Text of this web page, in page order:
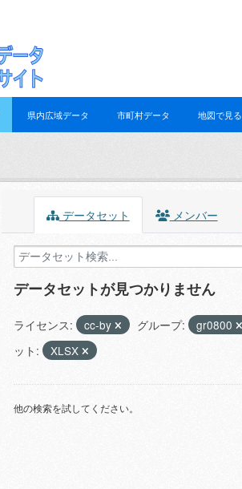
県内広域データ 市町村データ 地図で見る
データセット メンバー
データセットが見つかりません
ライセンス: cc-by グループ: gr0800
ット:
XLSX
他の検索を試してください。